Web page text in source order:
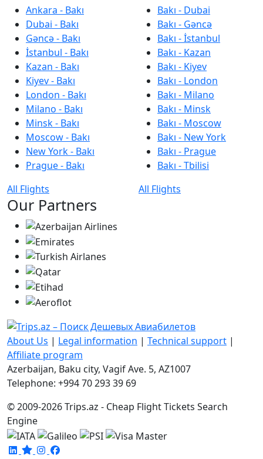
Ankara - Bakı
Dubai - Bakı
Gəncə - Bakı
İstanbul - Bakı
Kazan - Bakı
Kiyev - Bakı
London - Bakı
Milano - Bakı
Minsk - Bakı
Moscow - Bakı
New York - Bakı
Prague - Bakı
All Flights
Bakı - Dubai
Bakı - Gəncə
Bakı - İstanbul
Bakı - Kazan
Bakı - Kiyev
Bakı - London
Bakı - Milano
Bakı - Minsk
Bakı - Moscow
Bakı - New York
Bakı - Prague
Bakı - Tbilisi
All Flights
Our Partners
About Us | Legal information | Technical support |
Affiliate program
Azerbaijan, Baku city, Vagif Ave. 5, AZ1007
Telephone: +994 70 293 39 69
© 2009-2026 Trips.az - Cheap Flight Tickets Search
Engine